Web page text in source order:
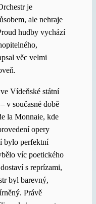
je
ale nehraje
hudby vychází
věc velmi
Vídeňské státní
– v současné době
la Monnaie, kde
opery
bylo perfektní
víc poetického
s reprízami,
byl barevný,
Právě